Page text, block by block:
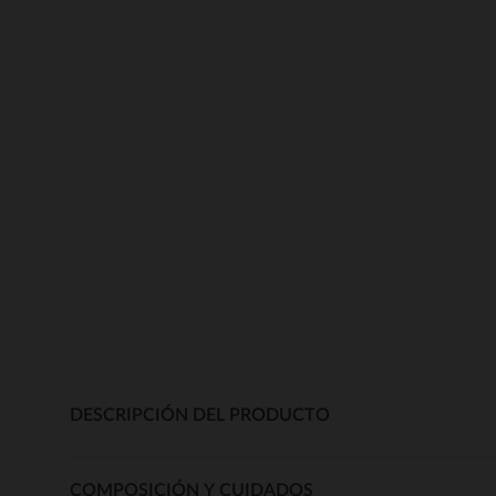
DESCRIPCIÓN DEL PRODUCTO
COMPOSICIÓN Y CUIDADOS